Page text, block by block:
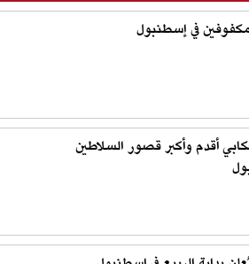
في إسطنبول
أقدم وأكبر قصور السلاطين